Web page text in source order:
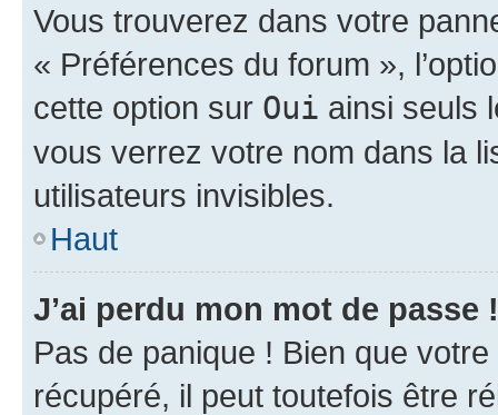
Vous trouverez dans votre
« Préférences du forum »,
cette option sur Oui ainsi seuls
vous verrez votre nom dans la
utilisateurs invisibles.
Haut
J’ai perdu mon mot de passe !
Pas de panique ! Bien que
récupéré, il peut toutefois être